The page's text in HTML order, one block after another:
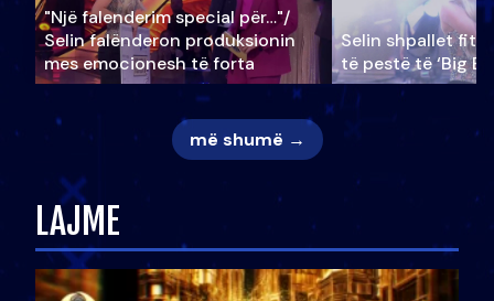
"Një falenderim special për…"/
Selin falënderon produksionin
mes emocionesh të forta
Selin shpallet
të pestë të ‘Big
më shumë →
LAJME